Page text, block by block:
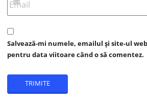
Salvează-mi numele, emailul și site-ul
pentru data viitoare când o să comentez.